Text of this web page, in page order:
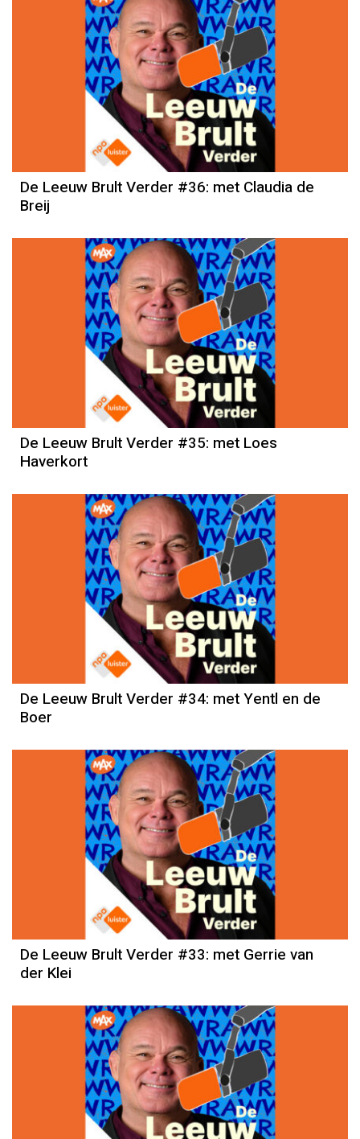
De Leeuw Brult Verder #36: met Claudia de
Breij
De Leeuw Brult Verder #35: met Loes
Haverkort
De Leeuw Brult Verder #34: met Yentl en de
Boer
De Leeuw Brult Verder #33: met Gerrie van
der Klei